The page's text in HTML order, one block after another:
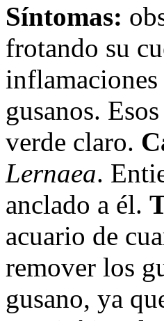
Síntomas:
frotando su
gusanos.
verde claro.
Lernaea.
anclado a él.
acuario de
remover los
gusano, ya